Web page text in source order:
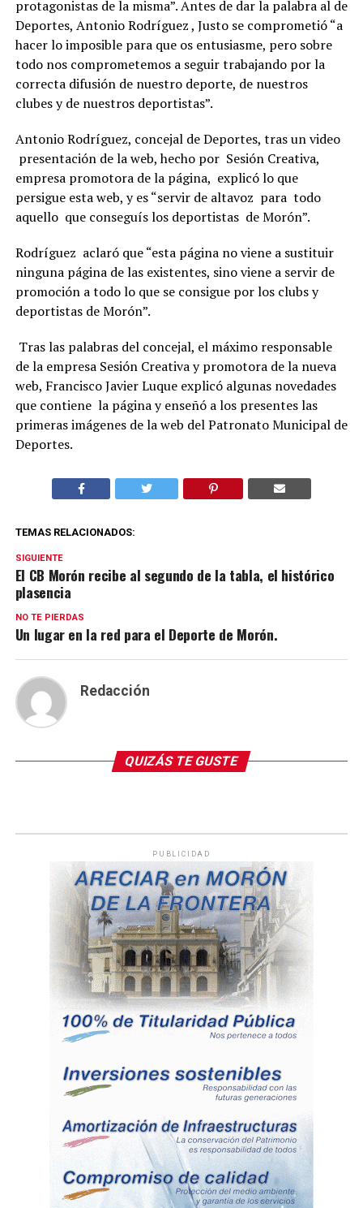
protagonistas de la misma”. Antes de dar la palabra al de
Deportes, Antonio Rodríguez , Justo se comprometió “a
hacer lo imposible para que os entusiasme, pero sobre
todo nos comprometemos a seguir trabajando por la
correcta difusión de nuestro deporte, de nuestros
clubes y de nuestros deportistas”.
Antonio Rodríguez, concejal de Deportes, tras un video
presentación de la web, hecho por Sesión Creativa,
empresa promotora de la página, explicó lo que
persigue esta web, y es “servir de altavoz para todo
aquello que conseguís los deportistas de Morón”.
Rodríguez aclaró que “esta página no viene a sustituir
ninguna página de las existentes, sino viene a servir de
promoción a todo lo que se consigue por los clubs y
deportistas de Morón”.
Tras las palabras del concejal, el máximo responsable
de la empresa Sesión Creativa y promotora de la nueva
web, Francisco Javier Luque explicó algunas novedades
que contiene la página y enseñó a los presentes las
primeras imágenes de la web del Patronato Municipal de
Deportes.
TEMAS RELACIONADOS:
SIGUIENTE
El CB Morón recibe al segundo de la tabla, el histórico
plasencia
NO TE PIERDAS
Un lugar en la red para el Deporte de Morón.
Redacción
QUIZÁS TE GUSTE
PUBLICIDAD